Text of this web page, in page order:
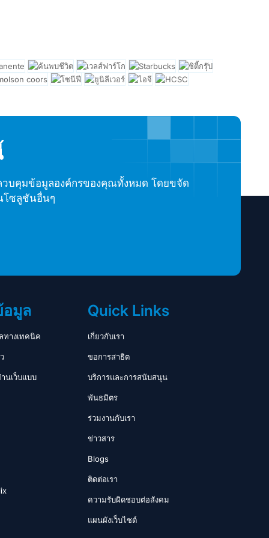
วบคุมข้อมูลองค์กรของคุณทั้งหมด โดยขจัด
โซลูชันอื่นๆ
อมูล
ทางเทคนิค
นเว็บแบบ
Quick Links
เกี่ยวกับเรา
ขอการสาธิต
บริการและการสนับสนุน
พันธมิตร
ร่วมงานกับเรา
ข่าวสาร
Blogs
ติดต่อเรา
ความรับผิดชอบต่อสังคม
แผนผังเว็บไซต์